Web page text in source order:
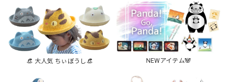
👒 大人気 ちぃぼうし👒 NEWアイテム🐼